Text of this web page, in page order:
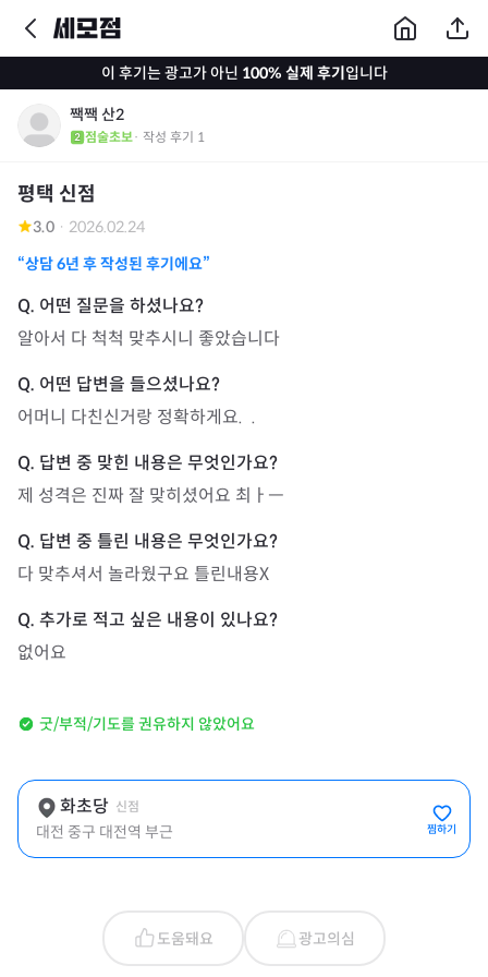
이 후기는 광고가 아닌 100% 실제 후기입니다
짹짹 산2
점술초보· 작성 후기 1
평택 신점
3.0 · 2026.02.24
“상담6년 후 작성된 후기에요”
알아서 다 척척 맞추시니 좋았습니다
어머니 다친신거랑 정확하게요.  .
제 성격은 진짜 잘 맞히셨어요 최ㅏㅡ
다 맞추셔서 놀라웠구요 틀린내용X
없어요
굿/부적/기도를 권유하지 않았어요
화초당 신점
대전 중구 대전역 부근 찜하기
도움돼요 광고의심